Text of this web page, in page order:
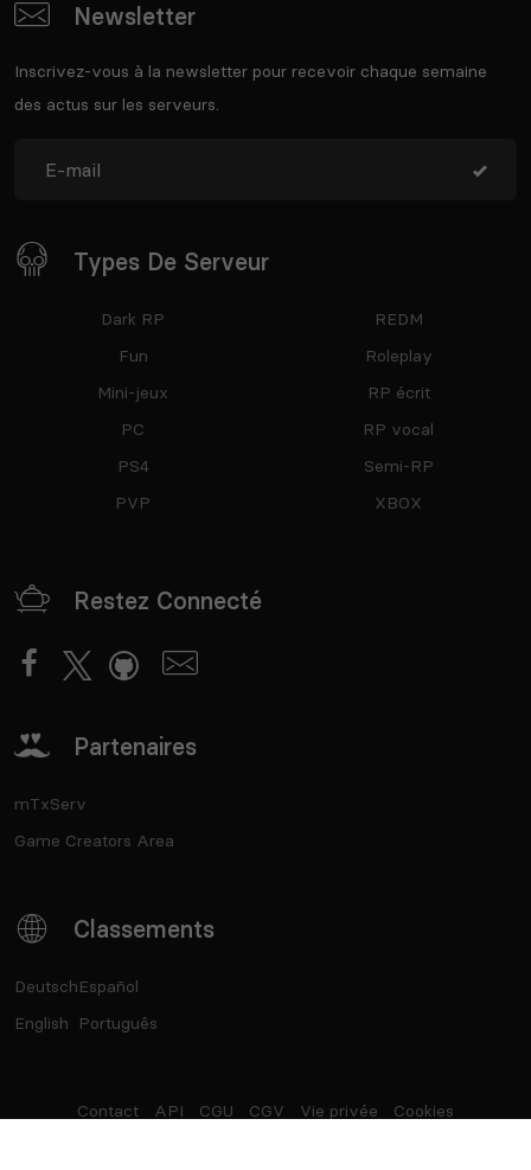
Newsletter
Inscrivez-vous à la newsletter pour recevoir chaque semaine
des actus sur les serveurs.
Types De Serveur
Dark RP
Fun
Mini-jeux
PC
PS4
PVP
REDM
Roleplay
RP écrit
RP vocal
Semi-RP
XBOX
Restez Connecté
Partenaires
mTxServ
Game Creators Area
Classements
Deutsch
English
Español
Português
Contact API CGU CGV Vie privée Cookies